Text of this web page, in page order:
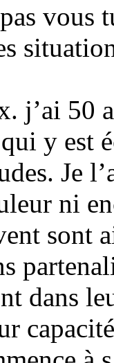
vous
j’ai 50
y est
Je
ni
sont
dans